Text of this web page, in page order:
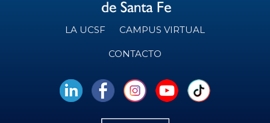
LA UCSF CAMPUS VIRTUAL
CONTACTO